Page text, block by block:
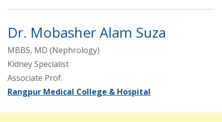
Dr. Mobasher Alam Suza
MBBS, MD (Nephrology)
Kidney Specialist
Associate Prof.
Rangpur Medical College & Hospital